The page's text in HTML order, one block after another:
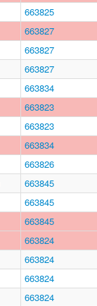
663825
663827
663827
663827
663834
663823
663823
663834
663826
663845
663845
663845
663824
663824
663824
663824